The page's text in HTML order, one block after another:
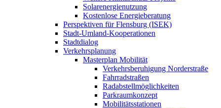
Solarenergienutzung
Kostenlose Energieberatung
Perspektiven für Flensburg (ISEK)
Stadt-Umland-Kooperationen
Stadtdialog
Verkehrsplanung
Masterplan Mobilität
Verkehrsberuhigung Norderstraße
Fahrradstraßen
Radabstellmöglichkeiten
Parkraumkonzept
Mobilitätsstationen